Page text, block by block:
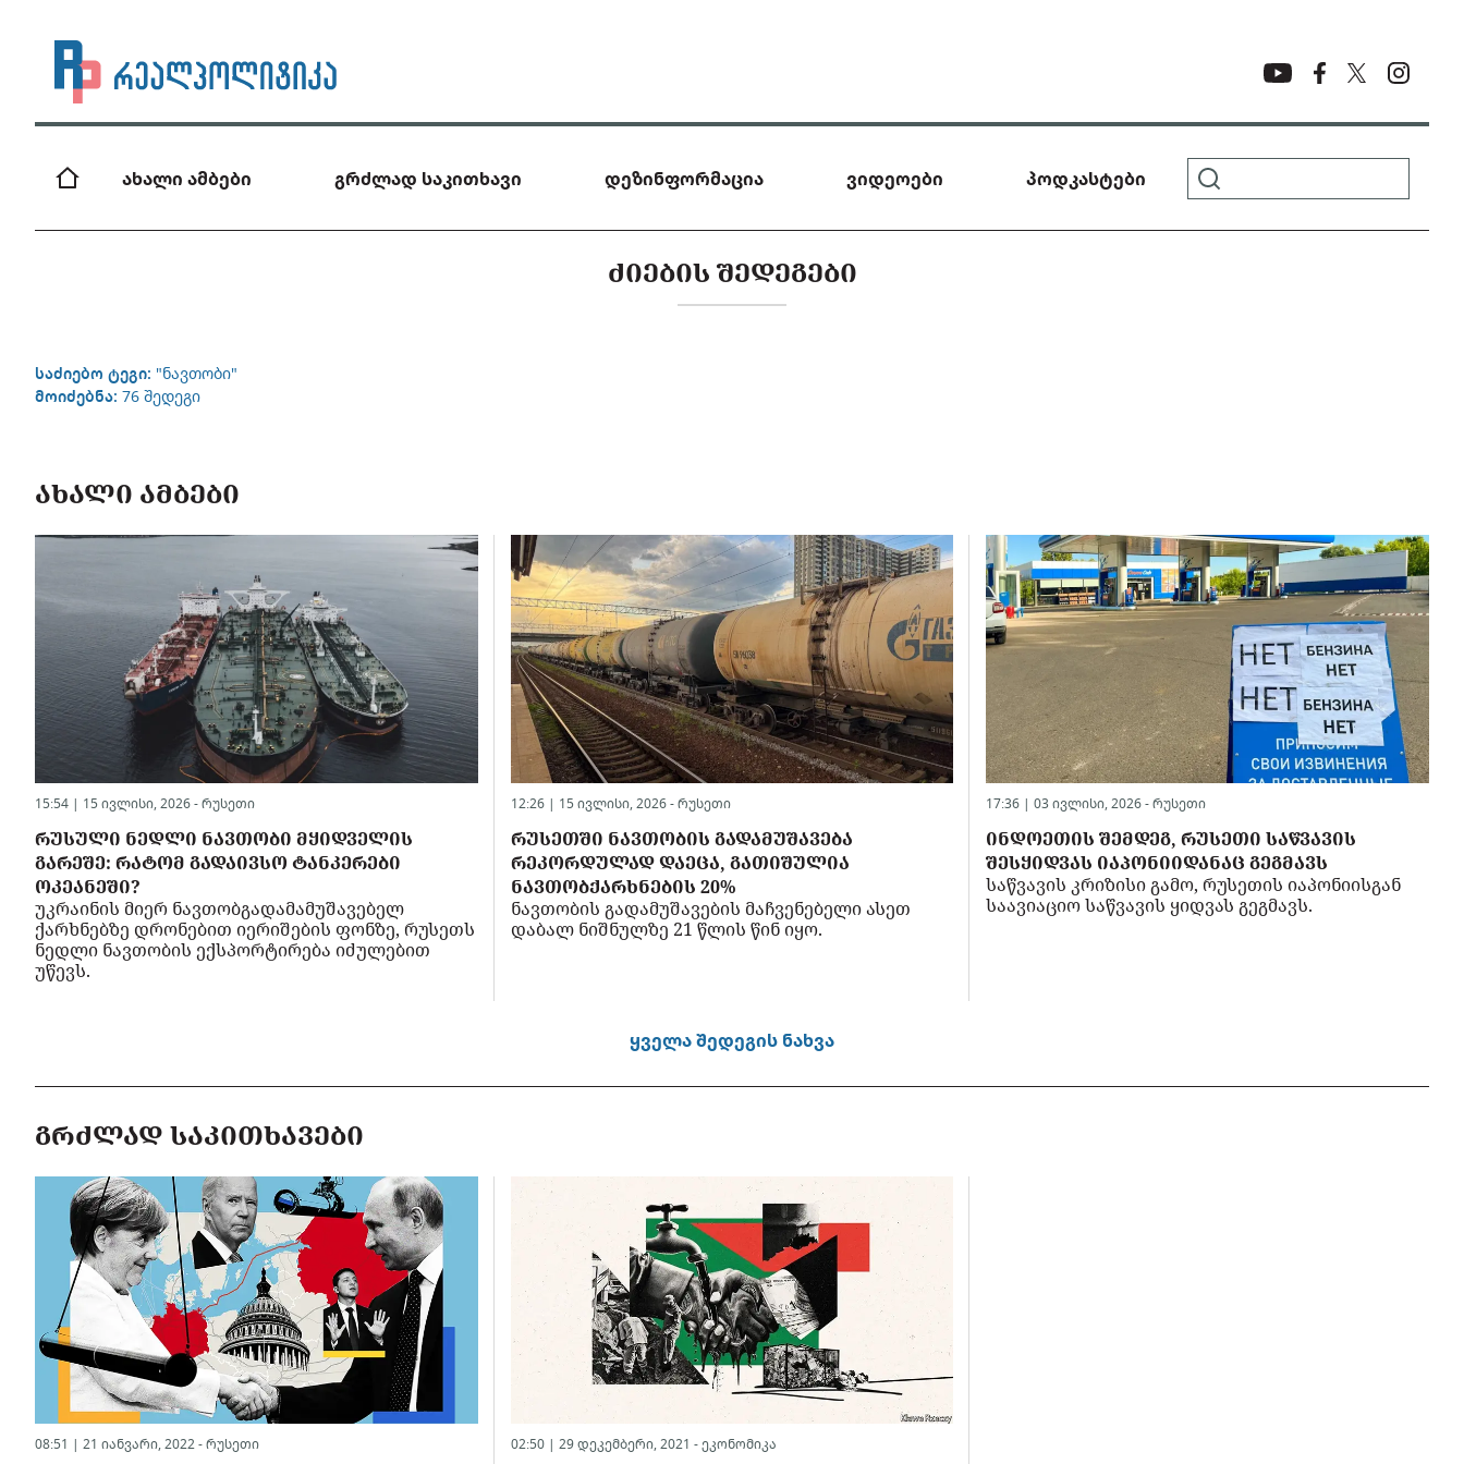
ახალი ამბები გრძლად საკითხავი დეზინფორმაცია ვიდეოები პოდკასტები
ᲫᲘᲔᲑᲘᲡ ᲨᲔᲓᲔᲒᲔᲑᲘ
საძიებო ტეგი: "ნავთობი"
მოიძებნა: 76 შედეგი
ᲐᲮᲐᲚᲘ ᲐᲛᲑᲔᲑᲘ
15:54 | 15 ივლისი, 2026 - რუსეთი
ᲠᲣᲡᲣᲚᲘ ᲜᲔᲓᲚᲘ ᲜᲐᲕᲗᲝᲑᲘ ᲛᲧᲘᲓᲕᲔᲚᲘᲡ
ᲒᲐᲠᲔᲨᲔ: ᲠᲐᲢᲝᲛ ᲒᲐᲓᲐᲘᲕᲡᲝ ᲢᲐᲜᲙᲔᲠᲔᲑᲘ
ᲝᲙᲔᲐᲜᲔᲨᲘ?
უკრაინის მიერ ნავთობგადამამუშავებელ
ქარხნებზე დრონებით იერიშების ფონზე, რუსეთს
ნედლი ნავთობის ექსპორტირება იძულებით
უწევს.
12:26 | 15 ივლისი, 2026 - რუსეთი
ᲠᲣᲡᲔᲗᲨᲘ ᲜᲐᲕᲗᲝᲑᲘᲡ ᲒᲐᲓᲐᲛᲣᲨᲐᲕᲔᲑᲐ
ᲠᲔᲙᲝᲠᲓᲣᲚᲐᲓ ᲓᲐᲔᲪᲐ, ᲒᲐᲗᲘᲨᲣᲚᲘᲐ
ᲜᲐᲕᲗᲝᲑᲥᲐᲠᲮᲜᲔᲑᲘᲡ 20%
ნავთობის გადამუშავების მაჩვენებელი ასეთ
დაბალ ნიშნულზე 21 წლის წინ იყო.
17:36 | 03 ივლისი, 2026 -რუსეთი
ᲘᲜᲓᲝᲔᲗᲘᲡ ᲨᲔᲛᲓᲔᲒ, ᲠᲣᲡᲔᲗᲘ ᲡᲐᲬᲕᲐᲕᲘᲡ
ᲨᲔᲡᲧᲘᲓᲕᲐᲡ ᲘᲐᲞᲝᲜᲘᲘᲓᲐᲜᲐᲪ ᲒᲔᲒᲛᲐᲕᲡ
საწვავის კრიზისი გამო, რუსეთის იაპონიისგან
საავიაციო საწვავის ყიდვას გეგმავს.
ყველა შედეგის ნახვა
ᲒᲠᲫᲚᲐᲓ ᲡᲐᲙᲘᲗᲮᲐᲕᲔᲑᲘ
08:51 | 21 იანვარი, 2022 - რუსეთი 02:50 | 29 დეკემბერი, 2021 - ეკონომიკა